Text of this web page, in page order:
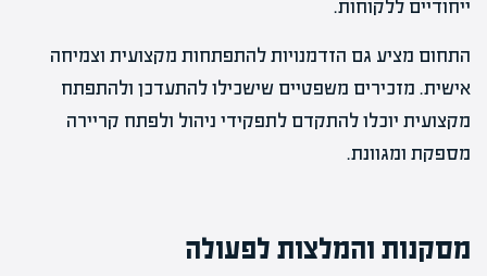
ייחודיים ללקוחות.
התחום מציע גם הזדמנויות להתפתחות מקצועית וצמיחה
אישית. מזכירים משפטיים שישכילו להתעדכן ולהתפתח
מקצועית יוכלו להתקדם לתפקידי ניהול ולפתח קריירה
מספקת ומגוונת.
מסקנות והמלצות לפעולה